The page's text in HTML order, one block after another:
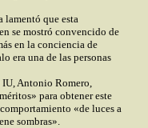
lamentó que esta
se mostró convencido de
en la conciencia de
era una de las personas
IU, Antonio Romero,
para obtener este
«de luces a
sombras».